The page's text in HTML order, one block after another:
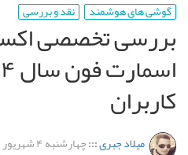
گوشی های هوشمند نقد و بررسی
کاربران
میلاد جبری:::چهارشنبه ۴ شهریور ۹۴